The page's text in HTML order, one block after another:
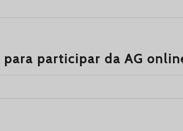
participar da AG